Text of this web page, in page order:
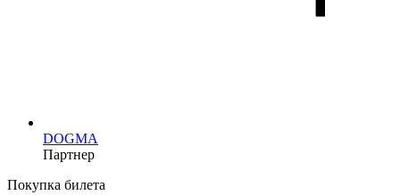
DOGMA
Партнер
Покупка билета